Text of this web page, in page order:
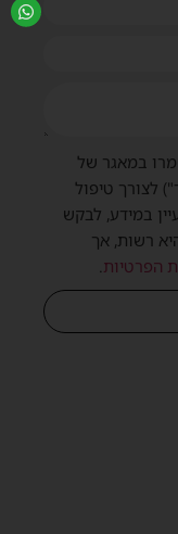
במאגר של
לצורך טיפול
במידע, לבקש
רשות, אך
הפרטיות